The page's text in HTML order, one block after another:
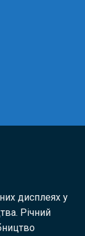
дисплеях у
Річний